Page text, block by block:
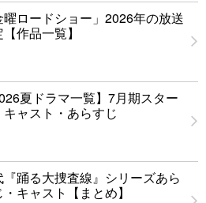
曜ロードショー」2026年の放送
作品一覧】
夏ドラマ一覧】7月期スター
キャスト・あらすじ
『踊る大捜査線』シリーズあら
キャスト【まとめ】